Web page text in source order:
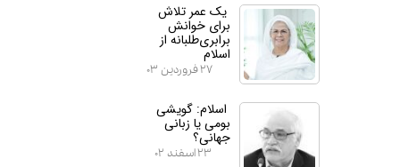
یک عمر تلاش
برای خوانش
برابری‌طلبانه از
اسلام
۲۷ فروردین ۰۳
اسلام: گویشی
بومی یا زبانی
جهانی؟
۲۳ اسفند ۰۲